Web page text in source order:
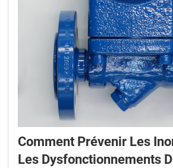
Comment Prévenir Les
Les Dysfonctionnements